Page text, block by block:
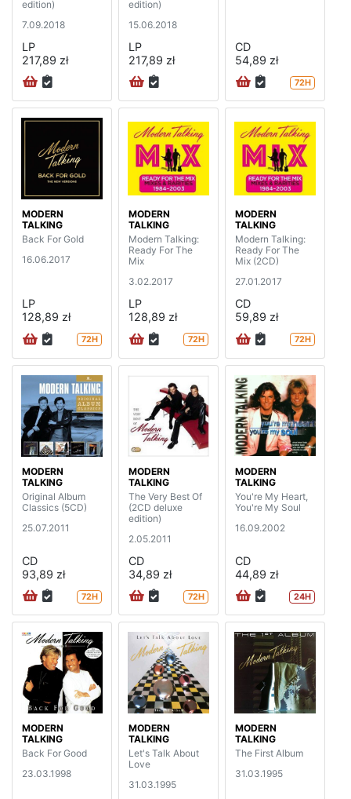
edition)
7.09.2018
LP
217,89 zł
edition)
15.06.2018
LP
217,89 zł
CD
54,89 zł
72H
MODERN
TALKING
Back For Gold
16.06.2017
LP
128,89 zł
72H
MODERN
TALKING
Modern Talking:
Ready For The
Mix
3.02.2017
LP
128,89 zł
72H
MODERN
TALKING
Modern Talking:
Ready For The
Mix (2CD)
27.01.2017
CD
59,89 zł
72H
MODERN
TALKING
Original Album
Classics (5CD)
25.07.2011
CD
93,89 zł
72H
MODERN
TALKING
The Very Best Of
(2CD deluxe
edition)
2.05.2011
CD
34,89 zł
72H
MODERN
TALKING
You're My Heart,
You're My Soul
16.09.2002
CD
44,89 zł
24H
MODERN
TALKING
Back For Good
23.03.1998
MODERN
TALKING
Let's Talk About
Love
31.03.1995
MODERN
TALKING
The First Album
31.03.1995